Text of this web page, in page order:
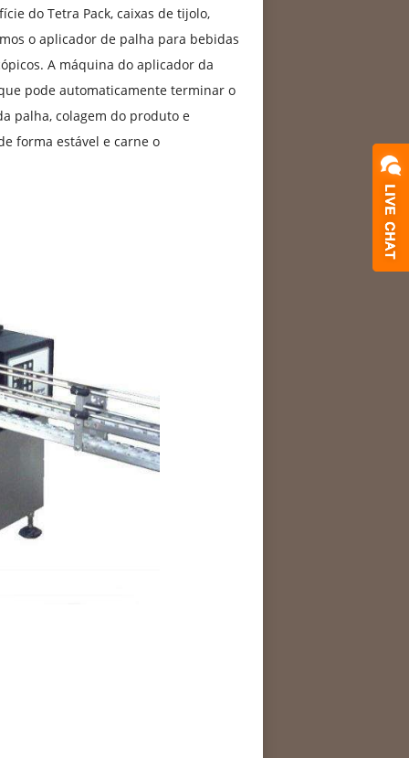
do Tetra Pack, caixas de tijolo,
o aplicador de palha para bebidas
A máquina do aplicador da
pode automaticamente terminar o
palha, colagem do produto e
forma estável e carne o